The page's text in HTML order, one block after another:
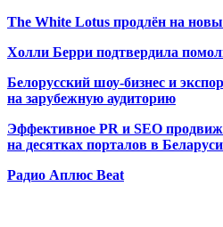
The White Lotus продлён на
Холли Берри подтвердила
Белорусский шоу-бизнес и
на зарубежную аудиторию
Эффективное PR и SEO
на десятках порталов в Беларуси
Радио Аплюс Beat